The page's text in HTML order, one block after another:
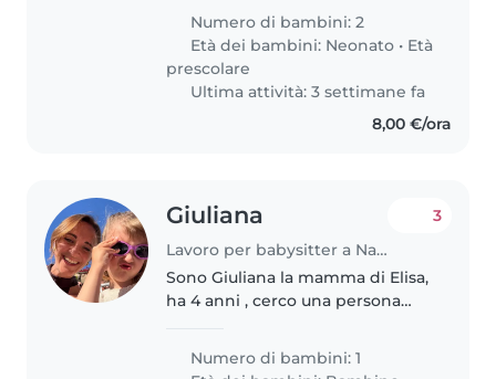
neonato e un bimbo in età
prescolare, vivaci e sempre
sorridenti. Ci piacerebbe
qualcuno che..
Numero di bambini: 2
Età dei bambini: Neonato • Età
prescolare
Ultima attività: 3 settimane fa
8,00 €/ora
Giuliana
Lavoro per babysitter a Napoli
3
Sono Giuliana la mamma di Elisa,
ha 4 anni , cerco una persona
nelle faccende domestiche e al
pomeriggio con mia figlia . 4
Numero di bambini: 1